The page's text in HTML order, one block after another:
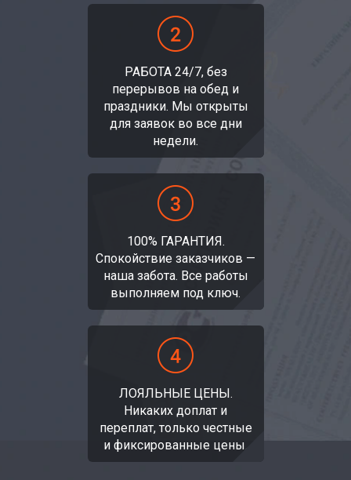
РАБОТА 24/7, без
перерывов на обед и
праздники. Мы открыты
для заявок во все дни
недели.
100% ГАРАНТИЯ.
Спокойствие заказчиков —
наша забота. Все работы
выполняем под ключ.
ЛОЯЛЬНЫЕ ЦЕНЫ.
Никаких доплат и
переплат, только честные
и фиксированные цены.